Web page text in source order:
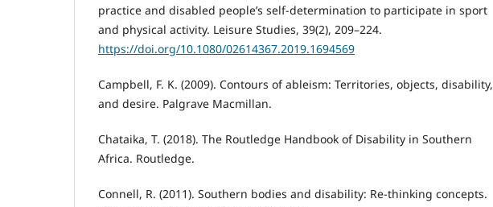
practice and disabled people’s self-determination to participate in sport
and physical activity. Leisure Studies, 39(2), 209–224.
https://doi.org/10.1080/02614367.2019.1694569
Campbell, F. K. (2009). Contours of ableism: Territories, objects, disability,
and desire. Palgrave Macmillan.
Chataika, T. (2018). The Routledge Handbook of Disability in Southern
Africa. Routledge.
Connell, R. (2011). Southern bodies and disability: Re-thinking concepts.